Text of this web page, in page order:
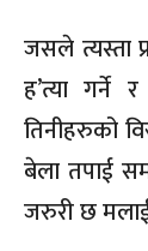
जसले त्यस्ता
ह’त्या गर्ने
तिनीहरुको
बेला तपाई
जरुरी छ